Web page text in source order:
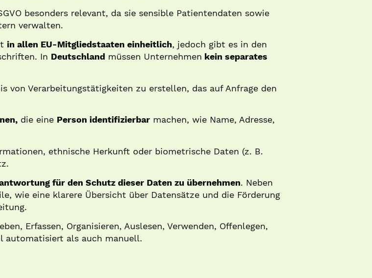
besonders relevant, da sie sensible Patientendaten sowie
verwalten.
in allen EU-Mitgliedstaaten einheitlich, jedoch gibt es in den
In Deutschland müssen Unternehmen kein separates
von Verarbeitungstätigkeiten zu erstellen, das auf Anfrage den
die eine Person identifizierbar machen, wie Name, Adresse,
ethnische Herkunft oder biometrische Daten (z. B.
für den Schutz dieser Daten zu übernehmen. Neben
wie eine klarere Übersicht über Datensätze und die Förderung
Erfassen, Organisieren, Auslesen, Verwenden, Offenlegen,
automatisiert als auch manuell.